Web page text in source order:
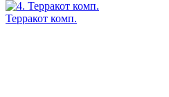
Терракот комп.